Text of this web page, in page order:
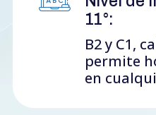
11°:
B2 y C1,
permite
en